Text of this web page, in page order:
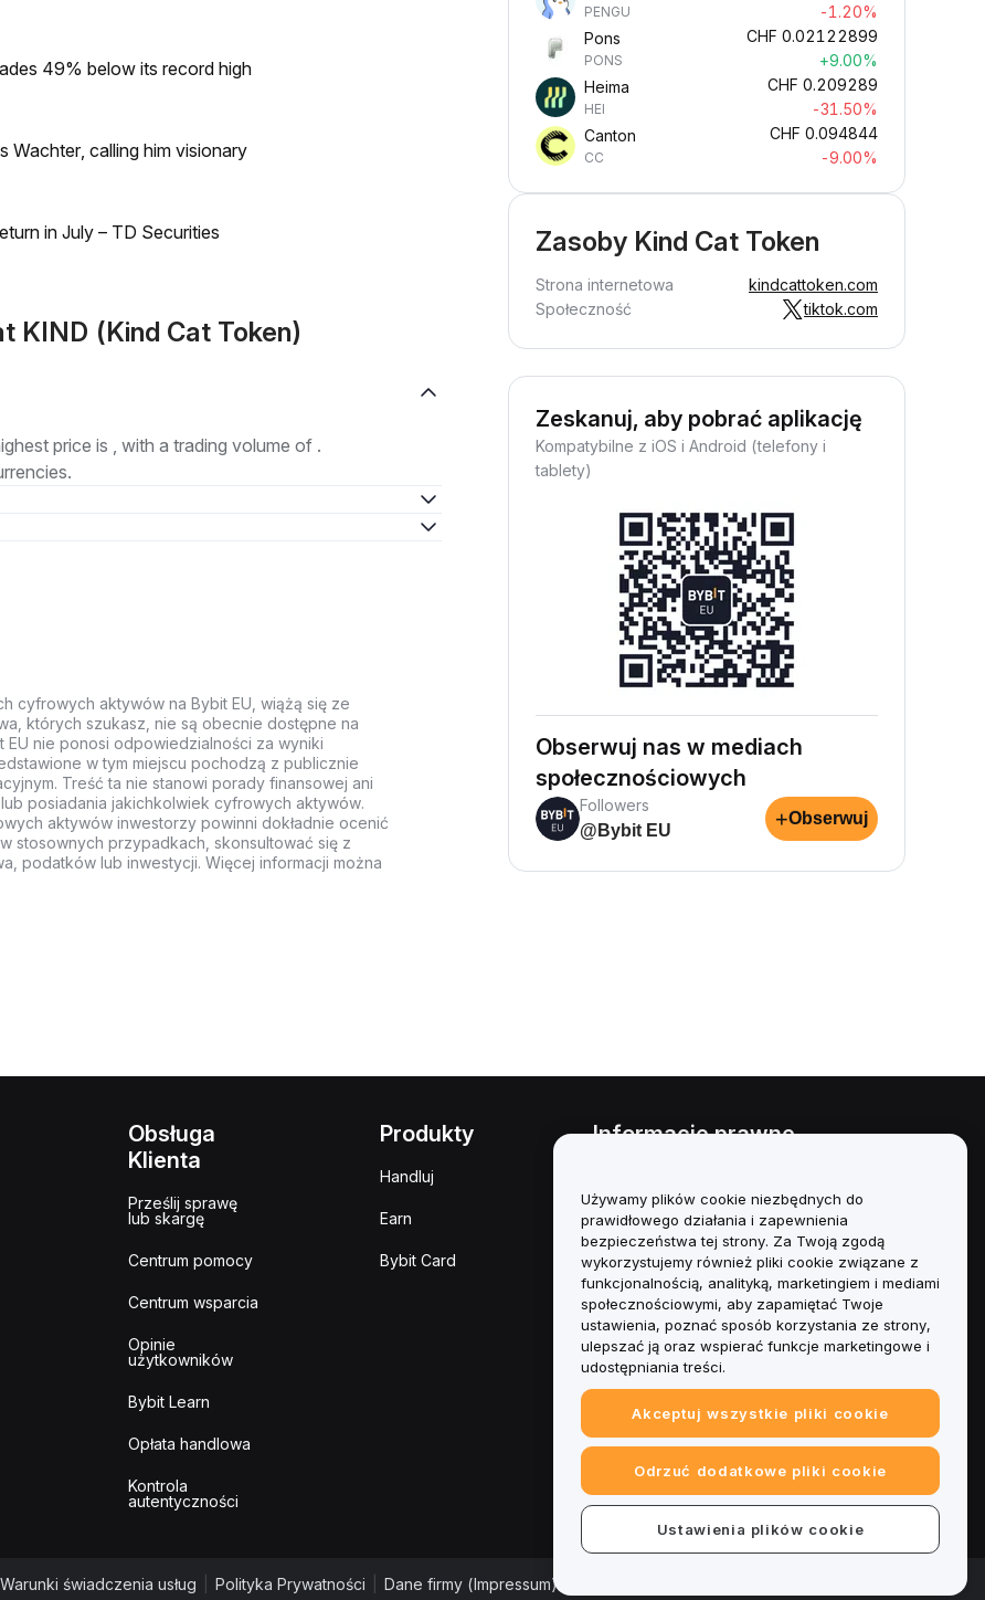
49% below its record high
Wachter, calling him visionary
in July – TD Securities
KIND (Kind Cat Token)
price is , with a trading volume of .
cyfrowych aktywów na Bybit EU, wiążą się ze
których szukasz, nie są obecnie dostępne na
EU nie ponosi odpowiedzialności za wyniki
w tym miejscu pochodzą z publicznie
Treść ta nie stanowi porady finansowej ani
posiadania jakichkolwiek cyfrowych aktywów.
aktywów inwestorzy powinni dokładnie ocenić
stosownych przypadkach, skonsultować się z
podatków lub inwestycji. Więcej informacji można
PENGU
-1.20%
Pons
PONS
CHF 0.02122899
+9.00%
Heima
HEI
CHF 0.209289
-31.50%
Canton
CC
CHF 0.094844
-9.00%
Zasoby Kind Cat Token
Strona internetowa
kindcattoken.com
Społeczność
tiktok.com
Zeskanuj, aby pobrać aplikację
Kompatybilne z iOS i Android (telefony i
tablety)
Obserwuj nas w mediach
społecznościowych
Followers
@Bybit EU
+Obserwuj
Obsługa
Klienta
Prześlij sprawę
lub skargę
Centrum pomocy
Centrum wsparcia
Opinie
użytkowników
Bybit Learn
Opłata handlowa
Kontrola
autentyczności
Produkty
Handluj
Earn
Bybit Card
Informacje prawne
interesów
Podsumowanie polityki
powiernictwa i zarządzania
Informacje ESG
Biuletyny informacyjne
kryptoaktywów
Warunki świadczenia usług Polityka Prywatności Dane firmy (Impressum)
Używamy plików cookie niezbędnych do
prawidłowego działania i zapewnienia
bezpieczeństwa tej strony. Za Twoją zgodą
wykorzystujemy również pliki cookie związane z
funkcjonalnością, analityką, marketingiem i mediami
społecznościowymi, aby zapamiętać Twoje
ustawienia, poznać sposób korzystania ze strony,
ulepszać ją oraz wspierać funkcje marketingowe i
udostępniania treści.
Akceptuj wszystkie pliki cookie
Odrzuć dodatkowe pliki cookie
Ustawienia plików cookie